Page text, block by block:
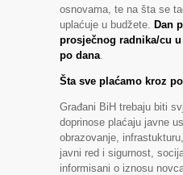
osnovama, te na šta se
uplaćuje u budžete. Dan
prosječnog radnika/cu
po dana
Šta sve plaćamo kroz
Građani BiH trebaju biti
doprinose plaćaju javne
obrazovanje,
javni red i sigurnost,
informisani o iznosu